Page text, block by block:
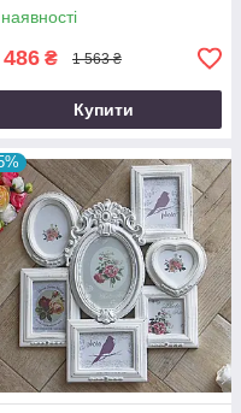
486 ₴ 1 563 ₴
Купити